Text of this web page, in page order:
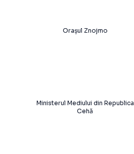
Orașul Znojmo
Ministerul Mediului din Republica
Cehă